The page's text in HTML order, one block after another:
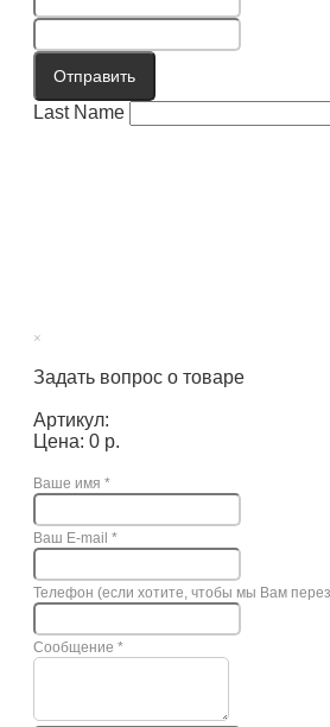
Отправить
Last Name
×
Задать вопрос о товаре
Артикул:
Цена: 0 р.
Ваше имя *
Ваш E-mail *
Телефон (если хотите, чтобы мы Вам
Сообщение *